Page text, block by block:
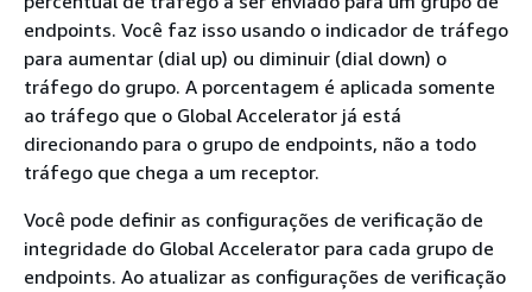
endpoints. Você faz isso usando o indicador de tráfego
para aumentar (dial up) ou diminuir (dial down) o
tráfego do grupo. A porcentagem é aplicada somente
ao tráfego que o Global Accelerator já está
direcionando para o grupo de endpoints, não a todo
tráfego que chega a um receptor.
Você pode definir as configurações de verificação de
integridade do Global Accelerator para cada grupo de
endpoints. Ao atualizar as configurações de verificação